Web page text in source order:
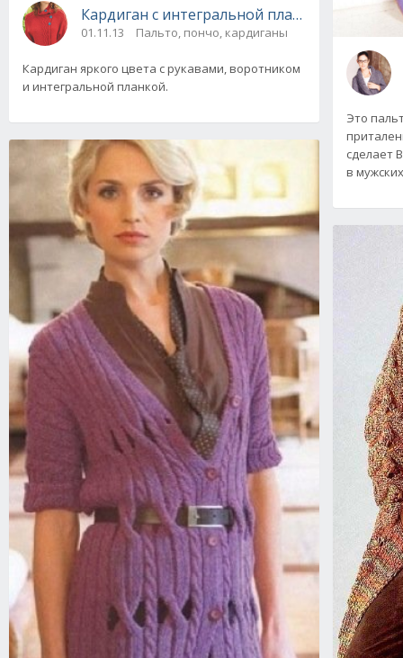
Кардиган с интегральной планкой -
01.11.13 Пальто, пончо, кардиганы
Кардиган яркого цвета с рукавами, воротником
и интегральной планкой.
Это
сделает
в